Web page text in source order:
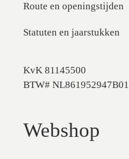
Route en openingstijden
Statuten en jaarstukken
KvK 81145500
BTW# NL861952947B01
Webshop